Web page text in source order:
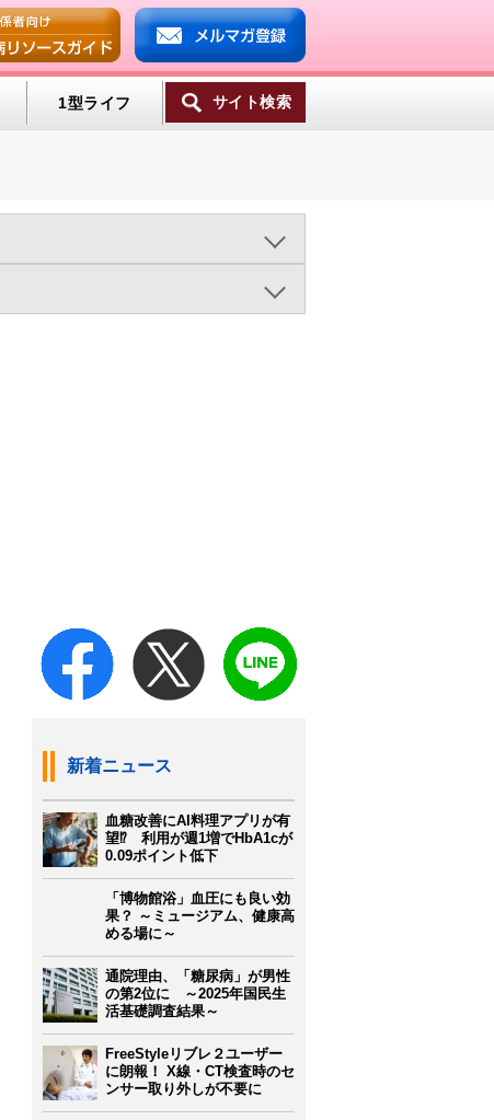
1型ライフ サイト検索
2003年
新着ニュース
血糖改善にAI料理アプリが有
望⁉ 利用が週1増でHbA1cが
0.09ポイント低下
「博物館浴」血圧にも良い効
果？ ～ミュージアム、健康高
める場に～
通院理由、「糖尿病」が男性
の第2位に ～2025年国民生
活基礎調査結果～
FreeStyleリブレ２ユーザー
に朗報！ X線・CT検査時のセ
ンサー取り外しが不要に